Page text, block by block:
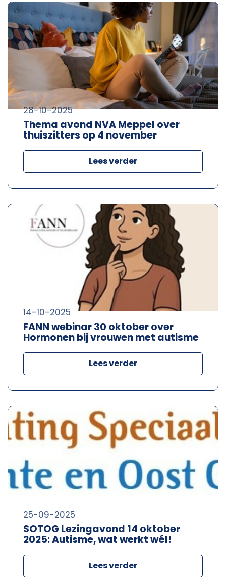
Thema avond NVA Meppel over
thuiszitters op 4 november
28-10-2025
Lees verder
FANN webinar 30 oktober over
Hormonen bij vrouwen met autisme
14-10-2025
Lees verder
SOTOG Lezingavond 14 oktober
2025: Autisme, wat werkt wél!
25-09-2025
Lees verder